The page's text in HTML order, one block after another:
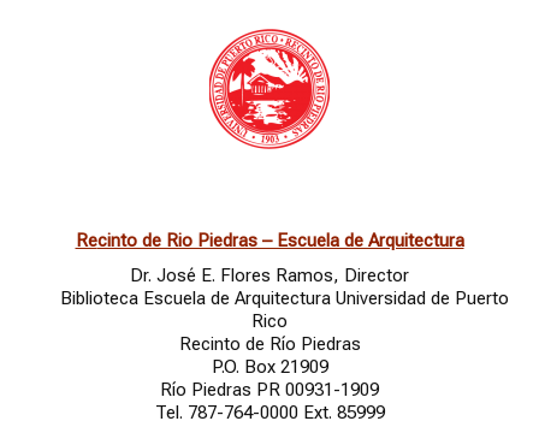
Recinto de Rio Piedras – Escuela de Arquitectura
Dr. José E. Flores Ramos, Director
Biblioteca Escuela de Arquitectura Universidad de Puerto
Rico
Recinto de Río Piedras
P.O. Box 21909
Río Piedras PR 00931-1909
Tel. 787-764-0000 Ext. 85999